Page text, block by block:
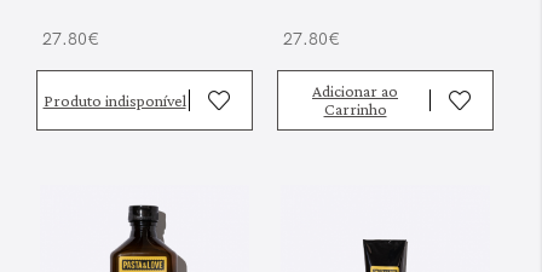
27.80€
Produto indisponível
27.80€
Adicionar ao
Carrinho